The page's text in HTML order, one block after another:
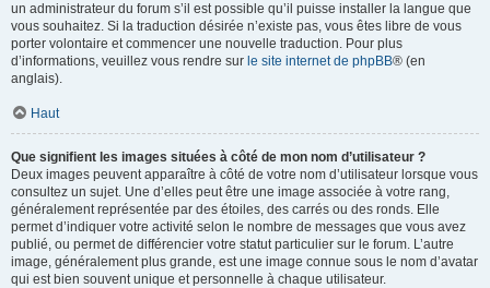
un administrateur du forum s’il est possible qu’il puisse installer la langue que
vous souhaitez. Si la traduction désirée n’existe pas, vous êtes libre de vous
porter volontaire et commencer une nouvelle traduction. Pour plus
d’informations, veuillez vous rendre sur le site internet de phpBB® (en
anglais).
Haut
Que signifient les images situées à côté de mon nom d’utilisateur ?
Deux images peuvent apparaître à côté de votre nom d’utilisateur lorsque vous
consultez un sujet. Une d’elles peut être une image associée à votre rang,
généralement représentée par des étoiles, des carrés ou des ronds. Elle
permet d’indiquer votre activité selon le nombre de messages que vous avez
publié, ou permet de différencier votre statut particulier sur le forum. L’autre
image, généralement plus grande, est une image connue sous le nom d’avatar
qui est bien souvent unique et personnelle à chaque utilisateur.